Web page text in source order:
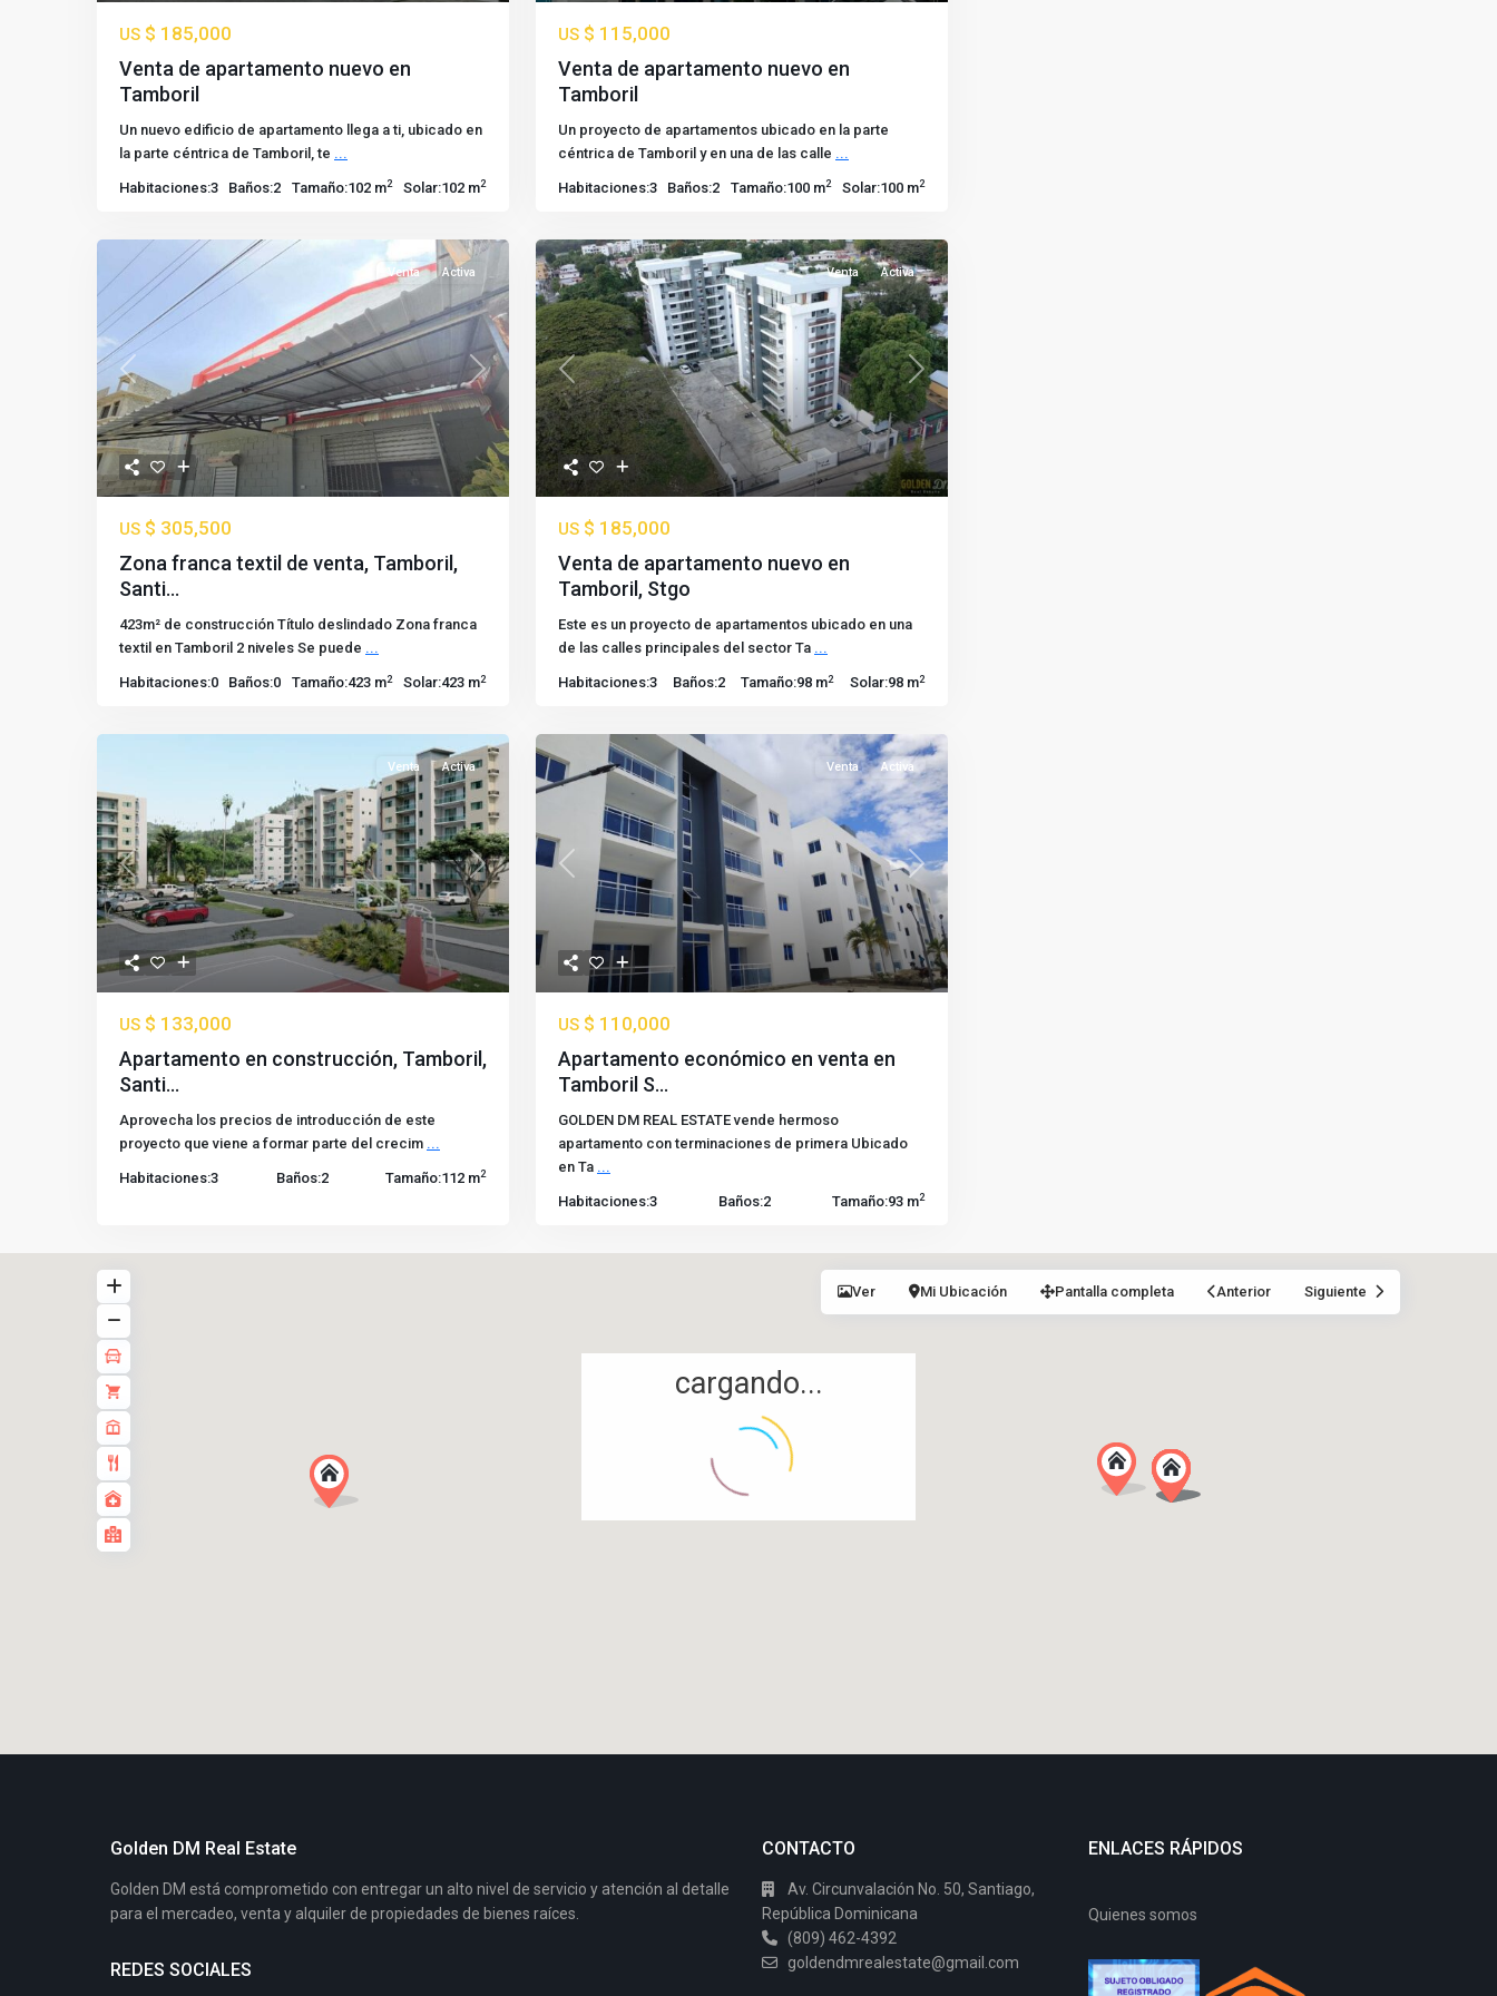
US $ 185,000
Venta de apartamento nuevo en
Tamboril
Un nuevo edificio de apartamento llega a ti, ubicado en
la parte céntrica de Tamboril, te ...
Habitaciones:3 Baños:2 Tamaño:102 m2 Solar:102 m2
US $ 115,000
Venta de apartamento nuevo en
Tamboril
Un proyecto de apartamentos ubicado en la parte
céntrica de Tamboril y en una de las calle ...
Habitaciones:3 Baños:2 Tamaño:100 m2 Solar:100 m2
Previous Next
Venta Activa
US $ 305,500
Zona franca textil de venta, Tamboril,
Santi...
423m² de construcción Título deslindado Zona franca
textil en Tamboril 2 niveles Se puede ...
Habitaciones:0 Baños:0 Tamaño:423 m2 Solar:423 m2
Previous Next
Venta Activa
US $ 185,000
Venta de apartamento nuevo en
Tamboril, Stgo
Este es un proyecto de apartamentos ubicado en una
de las calles principales del sector Ta ...
Habitaciones:3 Baños:2 Tamaño:98 m2 Solar:98 m2
Previous Next
Venta Activa
US $ 133,000
Apartamento en construcción, Tamboril,
Santi...
Aprovecha los precios de introducción de este
proyecto que viene a formar parte del crecim ...
Habitaciones:3 Baños:2 Tamaño:112 m2
Previous Next
Venta Activa
US $ 110,000
Apartamento económico en venta en
Tamboril S...
GOLDEN DM REAL ESTATE vende hermoso
apartamento con terminaciones de primera Ubicado
en Ta ...
Habitaciones:3 Baños:2 Tamaño:93 m2
cargando...
Ver Mi Ubicación Pantalla completa Anterior Siguiente
Golden DM Real Estate
Golden DM está comprometido con entregar un alto nivel de servicio y atención al detalle
para el mercadeo, venta y alquiler de propiedades de bienes raíces.
REDES SOCIALES
CONTACTO
Av. Circunvalación No. 50, Santiago,
República Dominicana
(809) 462-4392
goldendmrealestate@gmail.com
ENLACES RÁPIDOS
Quienes somos